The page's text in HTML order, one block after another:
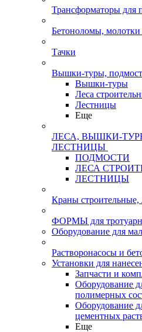
Трансформаторы для
Бетоноломы,
Тачки
Вышки-туры,
Вышки-туры
Леса
Лестницы
Еще
ЛЕСА, ВЫШКИ-
ЛЕСТНИЦЫ
ПОДМОСТИ
ЛЕСА
ЛЕСТНИЦЫ
Краны строительные,
ФОРМЫ для
Оборудование для
Растворонасосы и
Установки для
Запчасти и
Оборудование
полимерных
Оборудование
цементных
Еще